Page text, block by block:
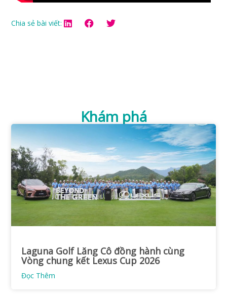
Chia sẻ bài viết:
Khám phá
Laguna Golf Lăng Cô đồng hành cùng
Vòng chung kết Lexus Cup 2026
Đọc Thêm